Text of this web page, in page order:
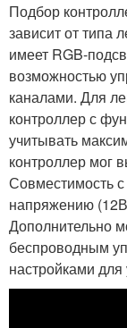
Подбор
зависит от типа
имеет RGB-
возможностью
каналами. Для
контроллер с
учитывать
контроллер мог
Совместимость
напряжению
Дополнительно
беспроводным
настройками для